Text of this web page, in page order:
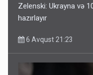
Zelenski: Ukrayna və
hazırlayır
6 Avqust 21:23